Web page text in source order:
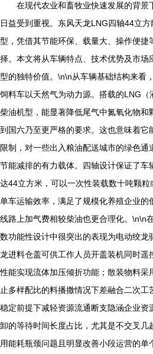
在现代农业和畜牧业快速发展的背景
日益受到重视。东风天龙LNG四轴44立
型，凭借其节能环保、载量大、操作便捷
择。本文将从车辆特点、技术优势及市
型的独特价值。\n\n从车辆基础结构来看
饲料车以天然气为动力源。搭载的LNG
柴油机型，能显著降低尾气中氮氧化物
到国六乃至更严格的要求。这也意味着
限制，对一些出入粮油配送城市的绿色
节能减排的有力载体。四轴设计保证了车
达44立方米，可以一次性装载数十吨颗
单车运输效率，满足了规模化养殖企业的
线路上加气费相较柴油也更合理化。\n\n
数功能性设计中很突出的表现为电动绞
龙进料仓盖可供工作人员开盖装机同时遥
性能实现流体加压倾折功能；散装物料
止多样配比的料播撒情况下差融合二次
稳定前提下减轻资源流通断支隐涵企业资
卸的等待时间长度占比，尤其是不交叉
用能耗瓶颈问题且明显改善小段运营的